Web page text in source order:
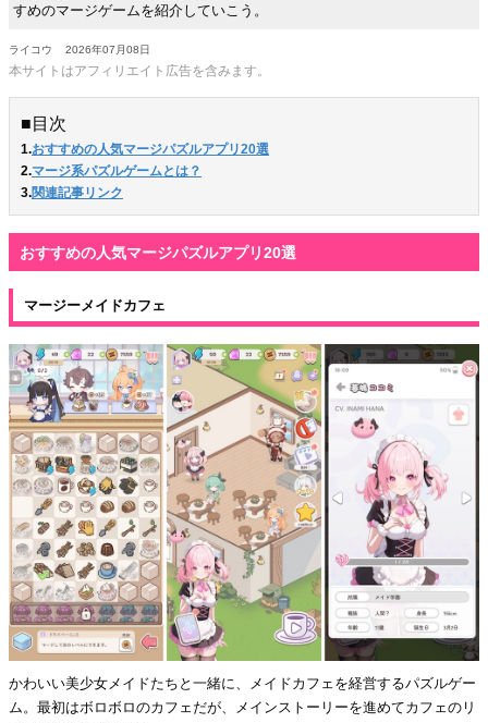
すめのマージゲームを紹介していこう。
ライコウ 2026年07月08日
本サイトはアフィリエイト広告を含みます。
■目次
1.おすすめの人気マージパズルアプリ20選
2.マージ系パズルゲームとは？
3.関連記事リンク
おすすめの人気マージパズルアプリ20選
マージーメイドカフェ
かわいい美少女メイドたちと一緒に、メイドカフェを経営するパズルゲー
ム。最初はボロボロのカフェだが、メインストーリーを進めてカフェのリ